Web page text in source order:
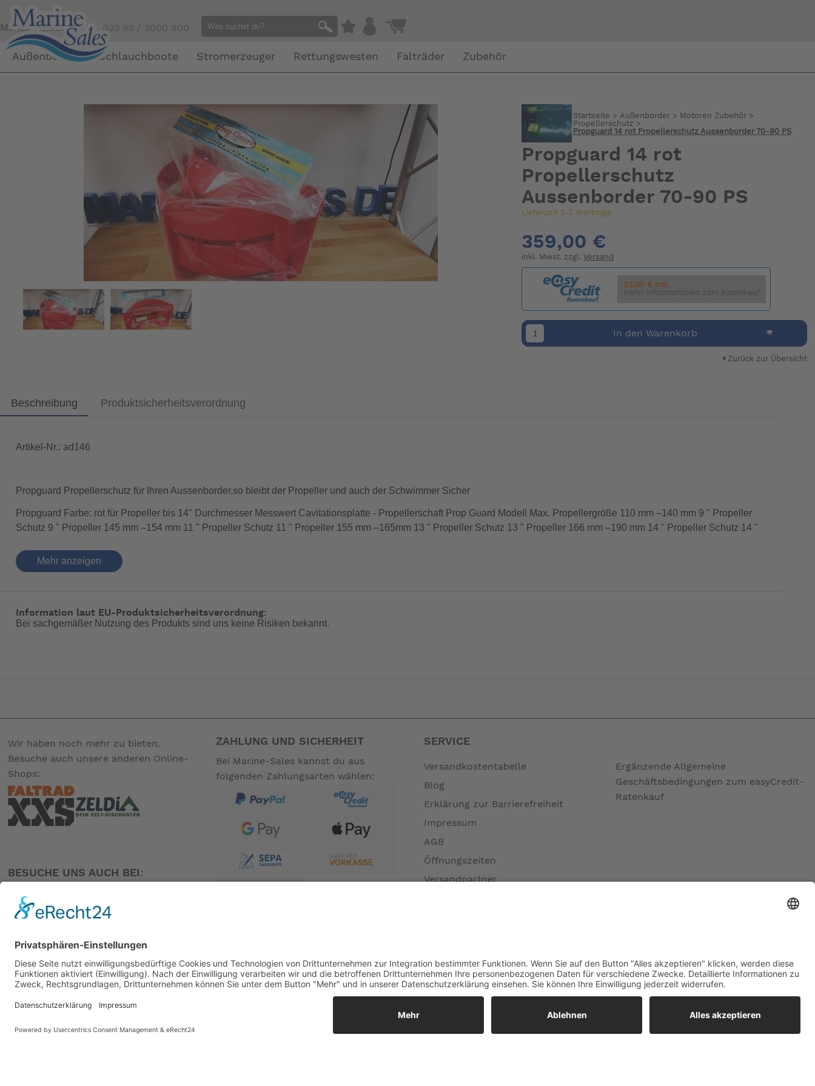
Mensch gefällig?Tel. 023 65 / 2000 800
Außenborder Schlauchboote Stromerzeuger Rettungswesten Falträder Zubehör
Startseite > Außenborder> Motoren Zubehör>
Propellerschutz >
Propguard 14 rot Propellerschutz Aussenborder 70-90 PS
Propguard 14 rot
Propellerschutz
Aussenborder 70-90 PS
Lieferzeit 3-7 Werktage
359,00 €
inkl. Mwst. zzgl. Versand
22.00 € mtl.
mehr Informationen zum Ratenkauf
In den Warenkorb
Zurück zur Übersicht
Beschreibung Produktsicherheitsverordnung
Artikel-Nr.: ad146
Propguard Propellerschutz für Ihren Aussenborder,so bleibt der Propeller und auch der Schwimmer Sicher
Propguard Farbe: rot für Propeller bis 14" Durchmesser Messwert Cavitationsplatte - Propellerschaft Prop Guard Modell Max. Propellergröße 110 mm –140 mm 9 " Propeller
Schutz 9 " Propeller 145 mm –154 mm 11 " Propeller Schutz 11 " Propeller 155 mm –165mm 13 " Propeller Schutz 13 " Propeller 166 mm –190 mm 14 " Propeller Schutz 14 "
-- Auf Produktfotos angezeigte Dekorationsartikel gehören nicht zum Leistungsumfang. --
Mehr anzeigen
Information laut EU-Produktsicherheitsverordnung:
Bei sachgemäßer Nutzung des Produkts sind uns keine Risiken bekannt.
Wir haben noch mehr zu bieten.
Besuche auch unsere anderen Online-
Shops:
BESUCHE UNS AUCH BEI:
ZAHLUNG UND SICHERHEIT
Bei Marine-Sales kannst du aus
folgenden Zahlungsarten wählen:
SERVICE
Versandkostentabelle
Blog
Erklärung zur Barrierefreiheit
Impressum
AGB
Öffnungszeiten
Versandpartner
Widerrufsrecht MS
Widerrufsrecht bei Reparatur
Widerrufsrecht bei Dienstleistungen
Ergänzende Allgemeine
Geschäftsbedingungen zum easyCredit-
Ratenkauf